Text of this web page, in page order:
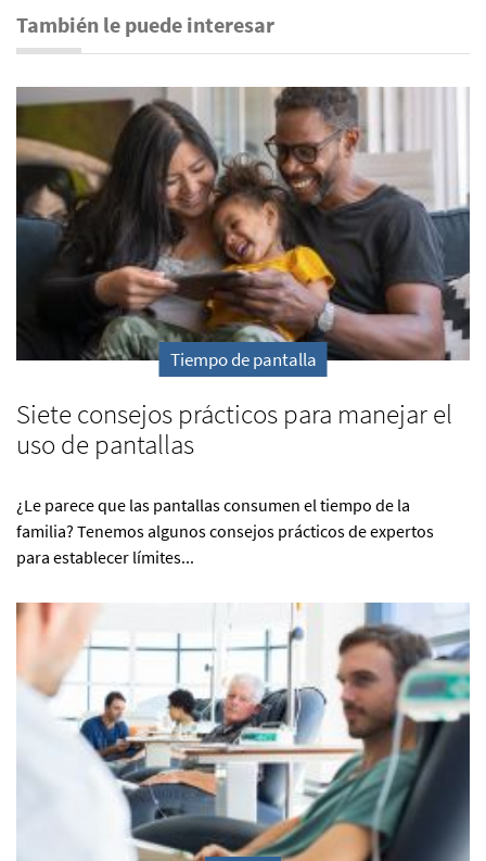
También le puede interesar
Tiempo de pantalla
Siete consejos prácticos para manejar el
uso de pantallas
¿Le parece que las pantallas consumen el tiempo de la
familia? Tenemos algunos consejos prácticos de expertos
para establecer límites...